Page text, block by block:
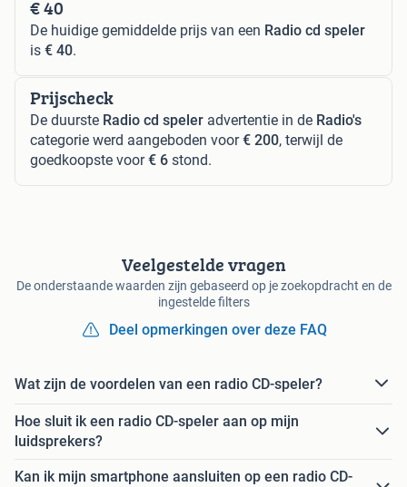
€ 40
De huidige gemiddelde prijs van een Radio cd speler
is € 40.
Prijscheck
De duurste Radio cd speler advertentie in de Radio's
categorie werd aangeboden voor€ 200, terwijl de
goedkoopste voor€ 6 stond.
Veelgestelde vragen
De onderstaande waarden zijn gebaseerd op je zoekopdracht en de
ingestelde filters
Deel opmerkingen over deze FAQ
Wat zijn de voordelen van een radio CD-speler?
Hoe sluit ik een radio CD-speler aan op mijn
luidsprekers?
Kan ik mijn smartphone aansluiten op een radio CD-